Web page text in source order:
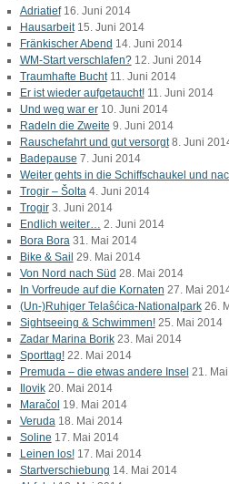
Adriatief 16. Juni 2014
Hausarbeit 15. Juni 2014
Fränkischer Abend 14. Juni 2014
WM-Start verschlafen? 12. Juni 2014
Traumhafte Bucht 11. Juni 2014
Er ist wieder aufgetaucht! 11. Juni 2014
Und weg war er 10. Juni 2014
Radeln die Zweite 9. Juni 2014
Rauschefahrt und gut versorgt 8. Juni
Badepause 7. Juni 2014
Weiter gehts in die Schiffschaukel und
Trogir – Šolta 4. Juni 2014
Trogir 3. Juni 2014
Endlich weiter…
2. Juni 2014
Bora Bora 31. Mai 2014
Bike & Sail 29. Mai 2014
Von Nord nach Süd 28. Mai 2014
In Vorfreude auf die Kornaten 27. Mai
(Un-)Ruhiger Telaŝćica-Nationalpark 26.
Sightseeing & Schwimmen! 25. Mai 2014
Zadar Marina Borik 23. Mai 2014
Sporttag! 22. Mai 2014
Premuda – die etwas andere Insel 21.
Ilovik 20. Mai 2014
Maračol 19. Mai 2014
Veruda 18. Mai 2014
Soline 17. Mai 2014
Leinen los! 17. Mai 2014
Startverschiebung 14. Mai 2014